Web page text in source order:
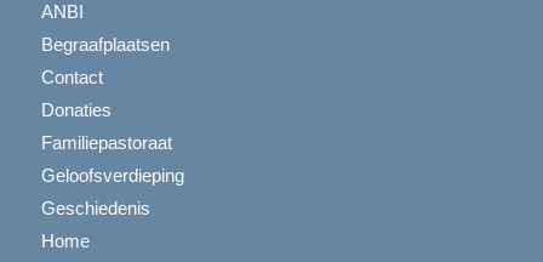
ANBI
Begraafplaatsen
Contact
Donaties
Familiepastoraat
Geloofsverdieping
Geschiedenis
Home